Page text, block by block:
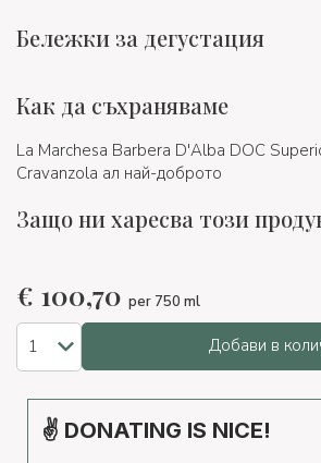
Бележки за дегустация
Как да съхраняваме
La Marchesa Barbera D'Alba DOC
Cravanzola ал най-доброто
Защо ни харесва този
€ 100,70 per 750 ml
Добави в
✌ DONATING IS NICE!